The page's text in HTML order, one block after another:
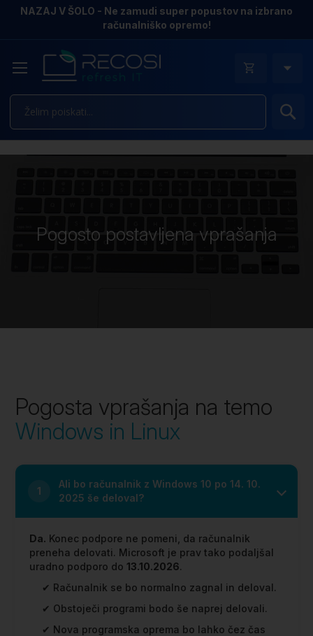
NAZAJ V ŠOLO - Ne zamudi super popustov na izbrano
računalniško opremo!
Pogosto postavljena vprašanja
Pogosta vprašanja na temo
Windows in Linux
1
Ali bo računalnik z Windows 10 po 14. 10.
2025 še deloval?
Da. Konec podpore ne pomeni, da računalnik
preneha delovati. Microsoft je prav tako podaljšal
uradno podporo do 13.10.2026.
✔ Računalnik se bo normalno zagnal in deloval.
✔ Obstoječi programi bodo še naprej delovali.
✔ Nova programska oprema bo lahko čez čas